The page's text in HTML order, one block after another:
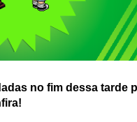
no fim dessa tarde